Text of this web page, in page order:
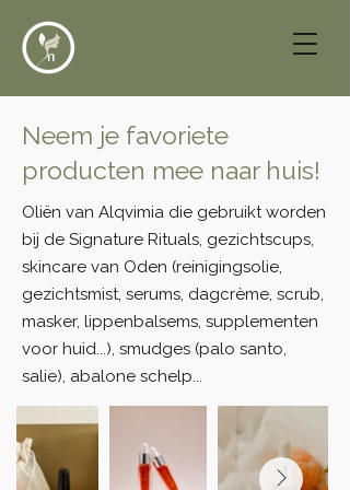
Neem je favoriete
producten mee naar huis!
Oliën van Alqvimia die gebruikt worden
bij de Signature Rituals, gezichtscups,
skincare van Oden (reinigingsolie,
gezichtsmist, serums, dagcrème, scrub,
masker, lippenbalsems, supplementen
voor huid...), smudges (palo santo,
salie), abalone schelp...